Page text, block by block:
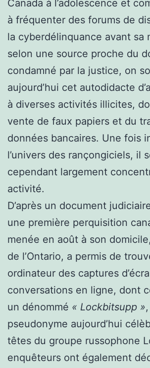
Canada à l’adolescence et
à fréquenter des forums de
la cyberdélinquance avant sa
selon une source proche du
condamné par la justice, on
aujourd’hui cet autodidacte
à diverses activités illicites,
vente de faux papiers et du
données bancaires. Une fois
l’univers des rançongiciels, il
cependant largement
activité.
D’après un document
une première perquisition
menée en août à son
de l’Ontario, a permis de
ordinateur des captures
conversations en ligne, dont
un dénommé « Lockbitsupp »
pseudonyme aujourd’hui
têtes du groupe russophone
enquêteurs ont également